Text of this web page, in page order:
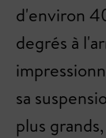
d'environ
degrés à
sa
plus